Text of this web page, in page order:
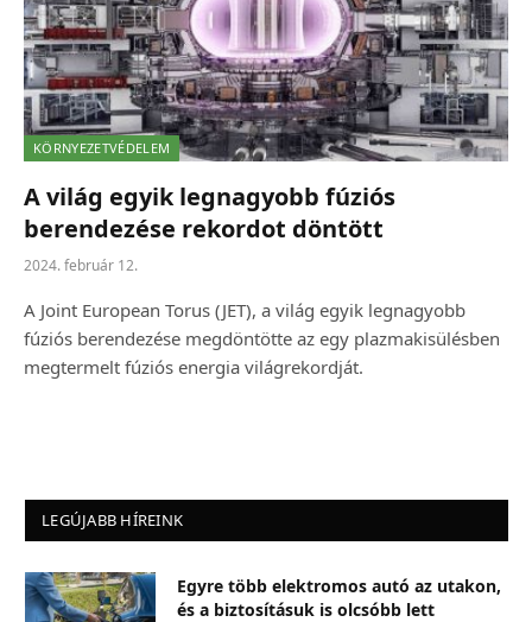
KÖRNYEZETVÉDELEM
A világ egyik legnagyobb fúziós
berendezése rekordot döntött
2024. február 12.
A Joint European Torus (JET), a világ egyik legnagyobb
fúziós berendezése megdöntötte az egy plazmakisülésben
megtermelt fúziós energia világrekordját.
LEGÚJABB HÍREINK
Egyre több elektromos autó az utakon,
és a biztosításuk is olcsóbb lett